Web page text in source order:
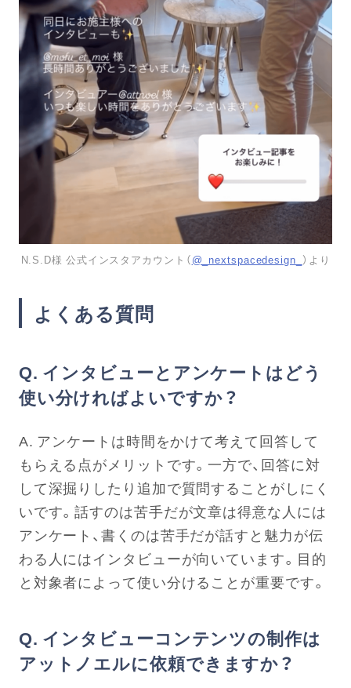
N.S.D様 公式インスタアカウント（@_nextspacedesign_ ）より
よくある質問
Q. インタビューとアンケートはどう
使い分ければよいですか？
A. アンケートは時間をかけて考えて回答して
もらえる点がメリットです。一方で、回答に対
して深掘りしたり追加で質問することがしにく
いです。話すのは苦手だが文章は得意な人には
アンケート、書くのは苦手だが話すと魅力が伝
わる人にはインタビューが向いています。目的
と対象者によって使い分けることが重要です。
Q. インタビューコンテンツの制作は
アットノエルに依頼できますか？